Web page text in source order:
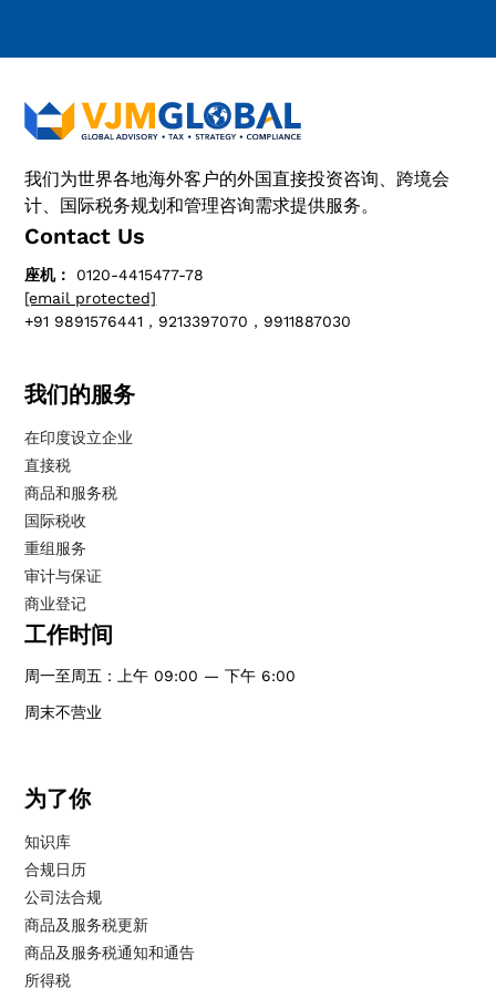
我们为世界各地海外客户的外国直接投资咨询、跨境会
计、国际税务规划和管理咨询需求提供服务。
Contact Us
座机：
0120-4415477-78
[email protected]
+91 9891576441，9213397070，9911887030
我们的服务
在印度设立企业
直接税
商品和服务税
国际税收
重组服务
审计与保证
商业登记
工作时间
周一至周五：上午 09:00 — 下午 6:00
周末不营业
为了你
知识库
合规日历
公司法合规
商品及服务税更新
商品及服务税通知和通告
所得税